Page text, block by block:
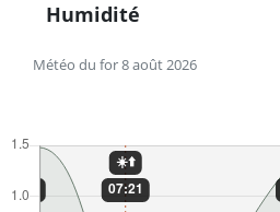
Météo du for 8 août 2026
Humidité